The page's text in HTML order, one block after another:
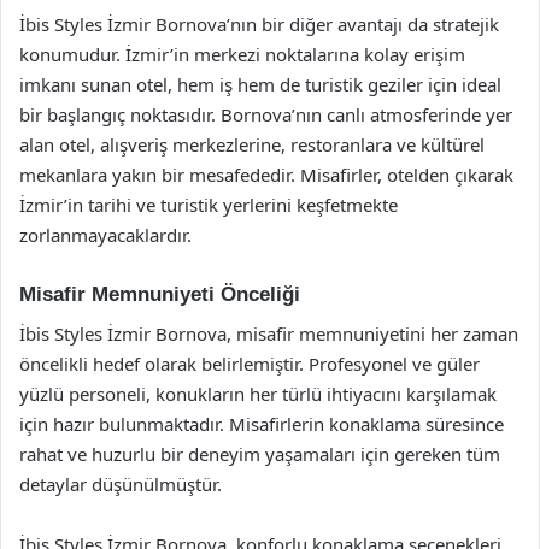
İbis Styles İzmir Bornova’nın bir diğer avantajı da stratejik
konumudur. İzmir’in merkezi noktalarına kolay erişim
imkanı sunan otel, hem iş hem de turistik geziler için ideal
bir başlangıç noktasıdır. Bornova’nın canlı atmosferinde yer
alan otel, alışveriş merkezlerine, restoranlara ve kültürel
mekanlara yakın bir mesafededir. Misafirler, otelden çıkarak
İzmir’in tarihi ve turistik yerlerini keşfetmekte
zorlanmayacaklardır.
Misafir Memnuniyeti Önceliği
İbis Styles İzmir Bornova, misafir memnuniyetini her zaman
öncelikli hedef olarak belirlemiştir. Profesyonel ve güler
yüzlü personeli, konukların her türlü ihtiyacını karşılamak
için hazır bulunmaktadır. Misafirlerin konaklama süresince
rahat ve huzurlu bir deneyim yaşamaları için gereken tüm
detaylar düşünülmüştür.
İbis Styles İzmir Bornova, konforlu konaklama seçenekleri,